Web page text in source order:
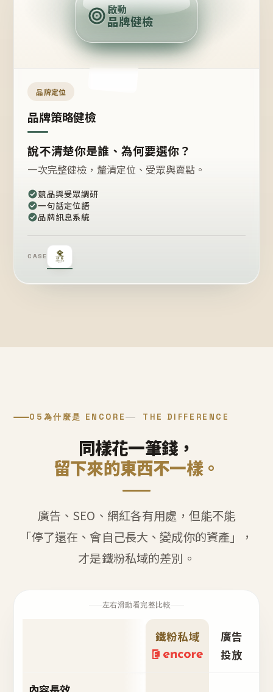
定
位
啟動
品牌健檢
品牌定位
品牌策略健檢
說不清楚你是誰、為何要選你？
一次完整健檢，釐清定位、受眾與賣點。
競品與受眾調研
一句話定位語
品牌訊息系統
CASE
05 為什麼是 ENCORE THE DIFFERENCE
同樣花一筆錢，
留下來的東西不一樣。
廣告、SEO、網紅各有用處，但能不能
「停了還在、會自己長大、變成你的資產」，
才是鐵粉私域的差別。
左右滑動看完整比較
鐵粉私域
廣告
投放